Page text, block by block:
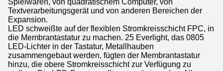
Spielwaren, von quadratischem Computer, von
Textverarbeitungsgerät und von anderen Bereichen der
Expansion.
LED schweißte auf der flexiblen Stromkreisschicht FPC, in
die Membrantastatur zu machen. 25 Everlight, das 0805
LED-Lichter in der Tastatur, Metallhauben
zusammengebaut werden, fügten der Membrantastatur
hinzu, die obere Stromkreisschicht zur Verfügung zu